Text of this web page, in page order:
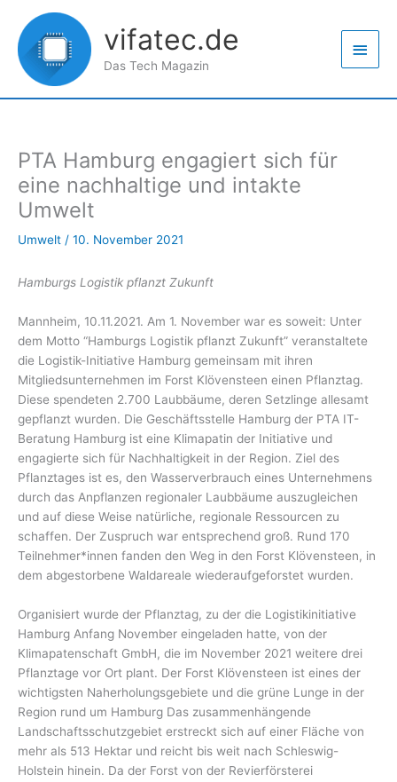
Inhalt
springen
vifatec.de
Das Tech Magazin
PTA Hamburg engagiert sich für
eine nachhaltige und intakte
Umwelt
Umwelt / 10. November 2021
Hamburgs Logistik pflanzt Zukunft
Mannheim, 10.11.2021. Am 1. November war es soweit: Unter
dem Motto “Hamburgs Logistik pflanzt Zukunft” veranstaltete
die Logistik-Initiative Hamburg gemeinsam mit ihren
Mitgliedsunternehmen im Forst Klövensteen einen Pflanztag.
Diese spendeten 2.700 Laubbäume, deren Setzlinge allesamt
gepflanzt wurden. Die Geschäftsstelle Hamburg der PTA IT-
Beratung Hamburg ist eine Klimapatin der Initiative und
engagierte sich für Nachhaltigkeit in der Region. Ziel des
Pflanztages ist es, den Wasserverbrauch eines Unternehmens
durch das Anpflanzen regionaler Laubbäume auszugleichen
und auf diese Weise natürliche, regionale Ressourcen zu
schaffen. Der Zuspruch war entsprechend groß. Rund 170
Teilnehmer*innen fanden den Weg in den Forst Klövensteen, in
dem abgestorbene Waldareale wiederaufgeforstet wurden.
Organisiert wurde der Pflanztag, zu der die Logistikinitiative
Hamburg Anfang November eingeladen hatte, von der
Klimapatenschaft GmbH, die im November 2021 weitere drei
Pflanztage vor Ort plant. Der Forst Klövensteen ist eines der
wichtigsten Naherholungsgebiete und die grüne Lunge in der
Region rund um Hamburg Das zusammenhängende
Landschaftsschutzgebiet erstreckt sich auf einer Fläche von
mehr als 513 Hektar und reicht bis weit nach Schleswig-
Holstein hinein. Da der Forst von der Revierförsterei